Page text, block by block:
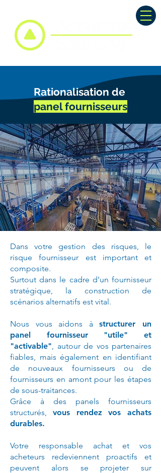
Rationalisation de
panel fournisseurs
Dans votre gestion des risques, le
risque fournisseur est important et
composite.
Surtout dans le cadre d’un fournisseur
stratégique, la construction de
scénarios alternatifs est vital.
Nous vous aidons àstructurer un
panel fournisseur "utile" et
"activable", autour de vos partenaires
fiables, mais également en identifiant
de nouveaux fournisseurs ou de
fournisseurs en amont pour les étapes
de sous-traitances.
Grâce à des panels fournisseurs
structurés, vous rendez vos achats
durables.
Votre responsable achat et vos
acheteurs redeviennent proactifs et
peuvent alors se projeter sur